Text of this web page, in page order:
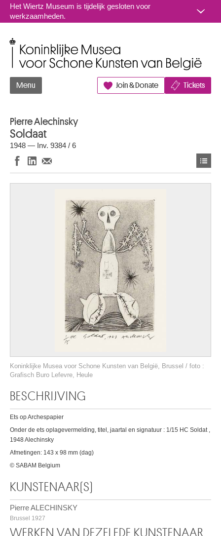
Naar inhoud
Het Wiertz Museum is tijdelijk gesloten voor
werkzaamheden.
Menu Join & Donate Tickets
Pierre Alechinsky
Soldaat
1948 — Inv. 9384 / 6
Koninklijke Musea voor Schone Kunsten van België, Brussel / foto :
Grafisch Buro Lefevre, Heule
BESCHRIJVING
Ets op Archespapier
Onder de ets oplagevermelding, titel, jaartal en signatuur : 1/15 HC Soldat ,
1948 Alechinsky
Afmetingen: 143 x 98 mm (dag)
© SABAM Belgium
KUNSTENAAR(S)
Pierre ALECHINSKY
Brussel 1927
WERKEN VAN DEZELFDE KUNSTENAAR